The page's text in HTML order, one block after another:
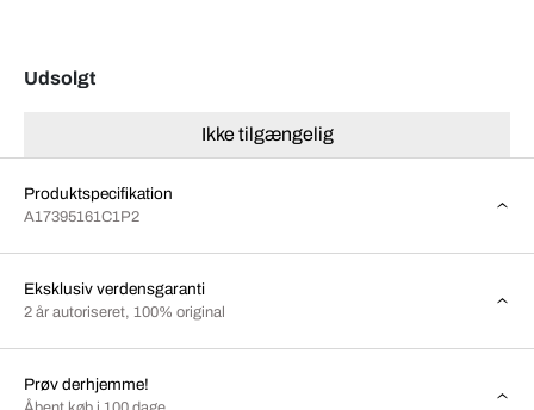
Udsolgt
Ikke tilgængelig
Produktspecifikation
A17395161C1P2
Eksklusiv verdensgaranti
2 år autoriseret, 100% original
Prøv derhjemme!